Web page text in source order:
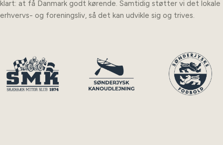
klart: at få Danmark godt kørende. Samtidig støtter vi det lokale
erhvervs- og foreningsliv, så det kan udvikle sig og trives.